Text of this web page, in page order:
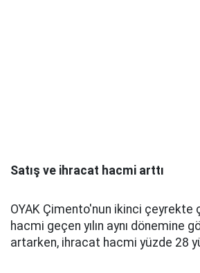
Satış ve ihracat hacmi arttı
OYAK Çimento'nun ikinci çeyrekte
hacmi geçen yılın aynı dönemine
artarken, ihracat hacmi yüzde 28